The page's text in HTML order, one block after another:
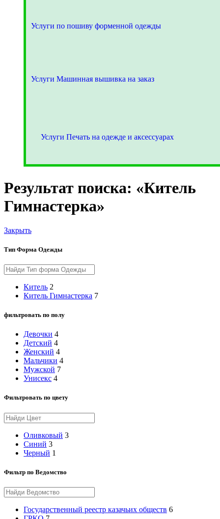
Услуги по пошиву форменной одежды
Услуги Машинная вышивка на заказ
Услуги Печать на одежде и аксессуарах
Результат поиска: «Китель
Гимнастерка»
Закрыть
Тип Форма Одежды
Китель 2
Китель Гимнастерка 7
фильтровать по полу
Девочки 4
Детский 4
Женский 4
Мальчики 4
Мужской 7
Унисекс 4
Фильтровать по цвету
Оливковый 3
Синий 3
Черный 1
Фильтр по Ведомство
Государственный реестр казачьих обществ 6